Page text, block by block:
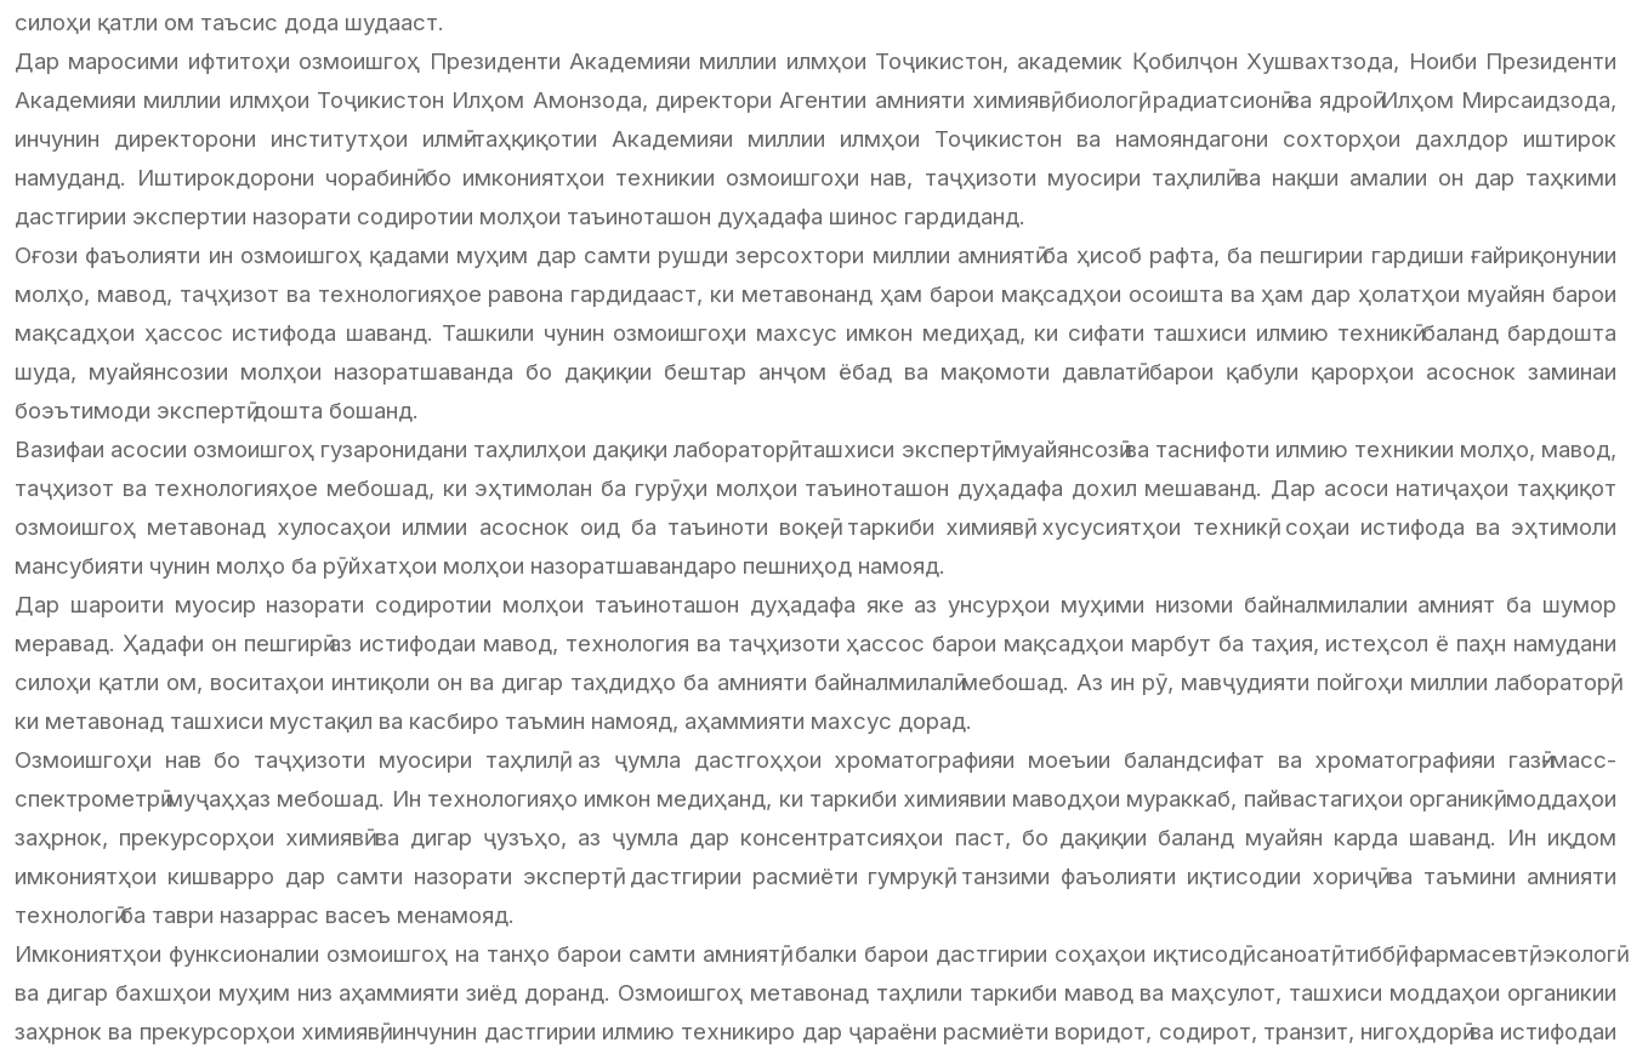
силоҳи қатли ом таъсис дода шудааст.
Дар маросими ифтитоҳи озмоишгоҳ Президенти Академияи миллии илмҳои Тоҷикистон, академик Қобилҷон Хушвахтзода, Ноиби Президенти
Академияи миллии илмҳои Тоҷикистон Илҳом Амонзода, директори Агентии амнияти химиявӣ, биологӣ, радиатсионӣ ва ядроӣ Илҳом Мирсаидзода,
инчунин директорони институтҳои илмӣ-таҳқиқотии Академияи миллии илмҳои Тоҷикистон ва намояндагони сохторҳои дахлдор иштирок
намуданд. Иштирокдорони чорабинӣ бо имкониятҳои техникии озмоишгоҳи нав, таҷҳизоти муосири таҳлилӣ ва нақши амалии он дар таҳкими
дастгирии экспертии назорати содиротии молҳои таъиноташон дуҳадафа шинос гардиданд.
Оғози фаъолияти ин озмоишгоҳ қадами муҳим дар самти рушди зерсохтори миллии амниятӣ ба ҳисоб рафта, ба пешгирии гардиши ғайриқонунии
молҳо, мавод, таҷҳизот ва технологияҳое равона гардидааст, ки метавонанд ҳам барои мақсадҳои осоишта ва ҳам дар ҳолатҳои муайян барои
мақсадҳои ҳассос истифода шаванд. Ташкили чунин озмоишгоҳи махсус имкон медиҳад, ки сифати ташхиси илмию техникӣ баланд бардошта
шуда, муайянсозии молҳои назоратшаванда бо дақиқии бештар анҷом ёбад ва мақомоти давлатӣ барои қабули қарорҳои асоснок заминаи
боэътимоди экспертӣ дошта бошанд.
Вазифаи асосии озмоишгоҳ гузаронидани таҳлилҳои дақиқи лабораторӣ, ташхиси экспертӣ, муайянсозӣ ва таснифоти илмию техникии молҳо, мавод,
таҷҳизот ва технологияҳое мебошад, ки эҳтимолан ба гурӯҳи молҳои таъиноташон дуҳадафа дохил мешаванд. Дар асоси натиҷаҳои таҳқиқот
озмоишгоҳ метавонад хулосаҳои илмии асоснок оид ба таъиноти воқеӣ, таркиби химиявӣ, хусусиятҳои техникӣ, соҳаи истифода ва эҳтимоли
мансубияти чунин молҳо ба рӯйхатҳои молҳои назоратшавандаро пешниҳод намояд.
Дар шароити муосир назорати содиротии молҳои таъиноташон дуҳадафа яке аз унсурҳои муҳими низоми байналмилалии амният ба шумор
меравад. Ҳадафи он пешгирӣ аз истифодаи мавод, технология ва таҷҳизоти ҳассос барои мақсадҳои марбут ба таҳия, истеҳсол ё паҳн намудани
силоҳи қатли ом, воситаҳои интиқоли он ва дигар таҳдидҳо ба амнияти байналмилалӣ мебошад. Аз ин рӯ, мавҷудияти пойгоҳи миллии лабораторӣ,
ки метавонад ташхиси мустақил ва касбиро таъмин намояд, аҳаммияти махсус дорад.
Озмоишгоҳи нав бо таҷҳизоти муосири таҳлилӣ, аз ҷумла дастгоҳҳои хроматографияи моеъии баландсифат ва хроматографияи газӣ-масс-
спектрометрӣ муҷаҳҳаз мебошад. Ин технологияҳо имкон медиҳанд, ки таркиби химиявии маводҳои мураккаб, пайвастагиҳои органикӣ, моддаҳои
заҳрнок, прекурсорҳои химиявӣ ва дигар ҷузъҳо, аз ҷумла дар консентратсияҳои паст, бо дақиқии баланд муайян карда шаванд. Ин иқдом
имкониятҳои кишварро дар самти назорати экспертӣ, дастгирии расмиёти гумрукӣ, танзими фаъолияти иқтисодии хориҷӣ ва таъмини амнияти
технологӣ ба таври назаррас васеъ менамояд.
Имкониятҳои функсионалии озмоишгоҳ на танҳо барои самти амниятӣ, балки барои дастгирии соҳаҳои иқтисодӣ, саноатӣ, тиббӣ, фармасевтӣ, экологӣ
ва дигар бахшҳои муҳим низ аҳаммияти зиёд доранд. Озмоишгоҳ метавонад таҳлили таркиби мавод ва маҳсулот, ташхиси моддаҳои органикии
заҳрнок ва прекурсорҳои химиявӣ, инчунин дастгирии илмию техникиро дар ҷараёни расмиёти воридот, содирот, транзит, нигоҳдорӣ ва истифодаи